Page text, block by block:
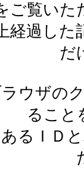
ご覧いた
経過し
だ
ウザの
ること
るＩＤ